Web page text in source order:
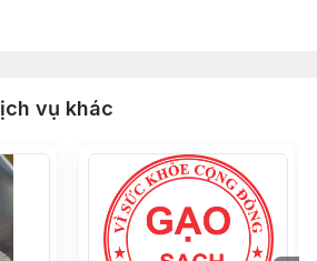
vụ khác